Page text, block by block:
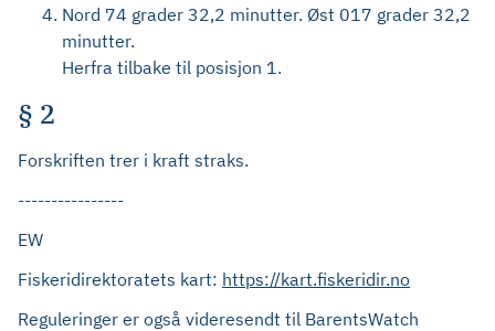
Nord 74 grader 32,2 minutter. Øst 017 grader 32,2
minutter.
Herfra tilbake til posisjon 1.
§ 2
Forskriften trer i kraft straks.
----------------
EW
Fiskeridirektoratets kart: https://kart.fiskeridir.no
Reguleringer er også videresendt til BarentsWatch